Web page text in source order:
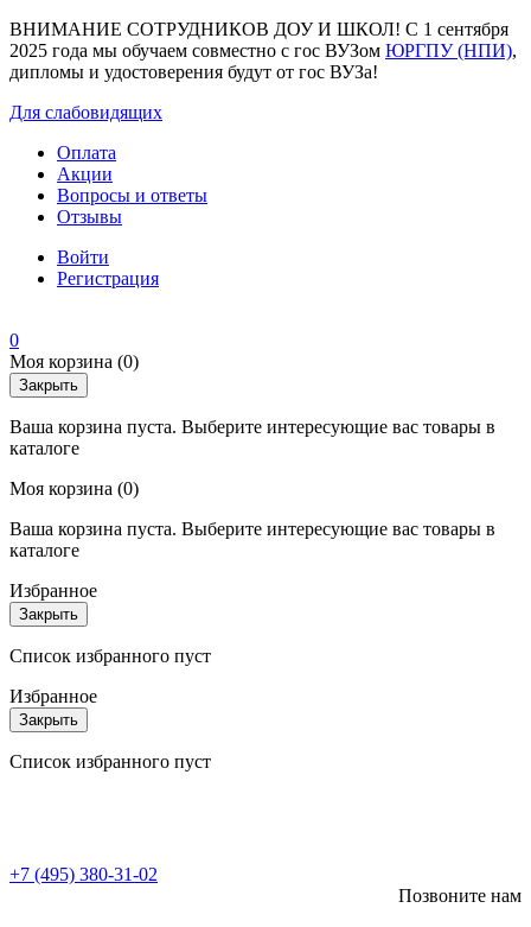
ВНИМАНИЕ СОТРУДНИКОВ ДОУ И ШКОЛ! С 1 сентября
2025 года мы обучаем совместно с гос ВУЗом ЮРГПУ (НПИ),
дипломы и удостоверения будут от гос ВУЗа!
Для слабовидящих
Оплата
Акции
Вопросы и ответы
Отзывы
Войти
Регистрация
0
Моя корзина (0)
Закрыть
Ваша корзина пуста. Выберите интересующие вас товары в
каталоге
Моя корзина (0)
Ваша корзина пуста. Выберите интересующие вас товары в
каталоге
Избранное
Закрыть
Список избранного пуст
Избранное
Закрыть
Список избранного пуст
+7 (495) 380-31-02
Позвоните нам